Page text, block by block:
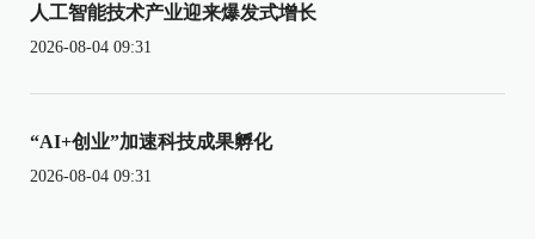
人工智能技术产业迎来爆发式增长
2026-08-04 09:31
“AI+创业”加速科技成果孵化
2026-08-04 09:31